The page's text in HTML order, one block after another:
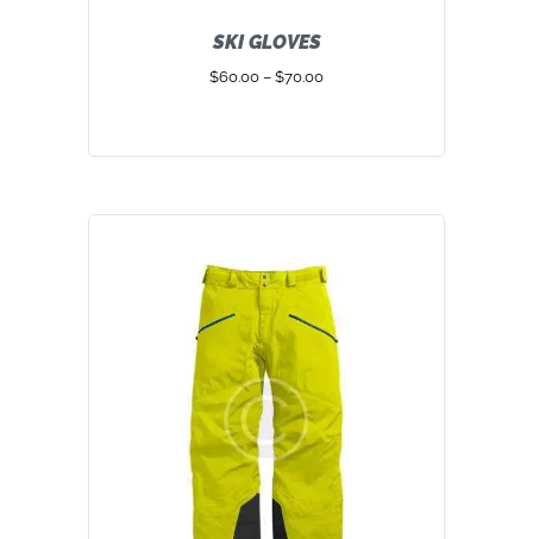
SKI GLOVES
$60.00 – $70.00